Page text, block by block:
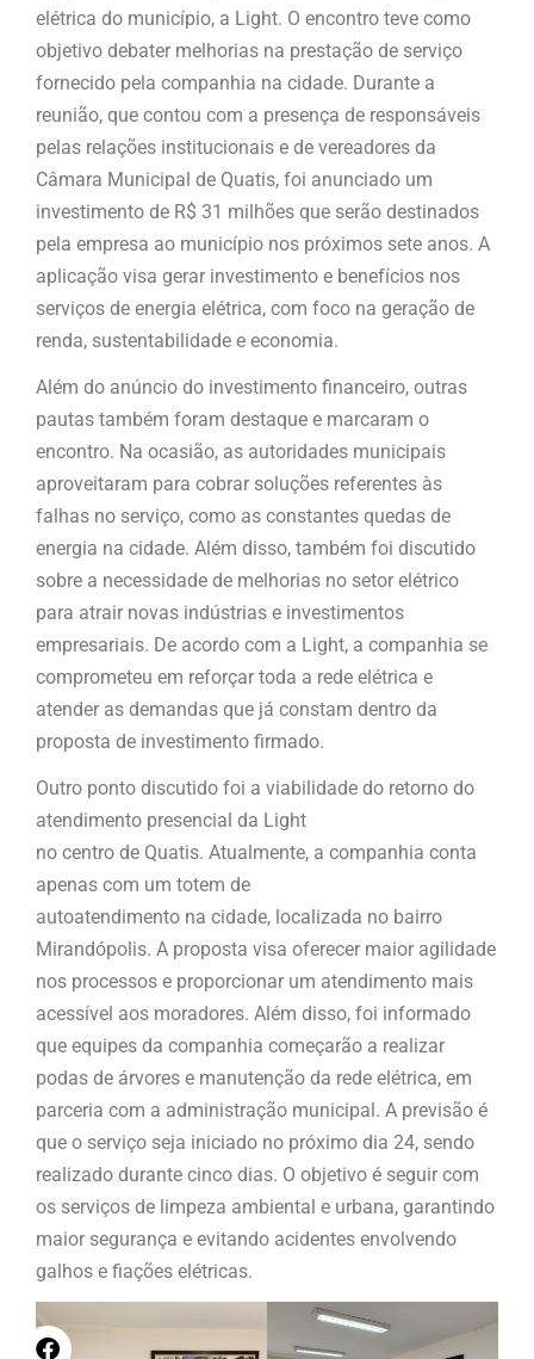
elétrica do município, a Light. O encontro teve como
objetivo debater melhorias na prestação de serviço
fornecido pela companhia na cidade. Durante a
reunião, que contou com a presença de responsáveis
pelas relações institucionais e de vereadores da
Câmara Municipal de Quatis, foi anunciado um
investimento de R$ 31 milhões que serão destinados
pela empresa ao município nos próximos sete anos. A
aplicação visa gerar investimento e benefícios nos
serviços de energia elétrica, com foco na geração de
renda, sustentabilidade e economia.
Além do anúncio do investimento financeiro, outras
pautas também foram destaque e marcaram o
encontro. Na ocasião, as autoridades municipais
aproveitaram para cobrar soluções referentes às
falhas no serviço, como as constantes quedas de
energia na cidade. Além disso, também foi discutido
sobre a necessidade de melhorias no setor elétrico
para atrair novas indústrias e investimentos
empresariais. De acordo com a Light, a companhia se
comprometeu em reforçar toda a rede elétrica e
atender as demandas que já constam dentro da
proposta de investimento firmado.
Outro ponto discutido foi a viabilidade do retorno do
atendimento presencial da Light
no centro de Quatis. Atualmente, a companhia conta
apenas com um totem de
autoatendimento na cidade, localizada no bairro
Mirandópolis. A proposta visa oferecer maior agilidade
nos processos e proporcionar um atendimento mais
acessível aos moradores. Além disso, foi informado
que equipes da companhia começarão a realizar
podas de árvores e manutenção da rede elétrica, em
parceria com a administração municipal. A previsão é
que o serviço seja iniciado no próximo dia 24, sendo
realizado durante cinco dias. O objetivo é seguir com
os serviços de limpeza ambiental e urbana, garantindo
maior segurança e evitando acidentes envolvendo
galhos e fiações elétricas.